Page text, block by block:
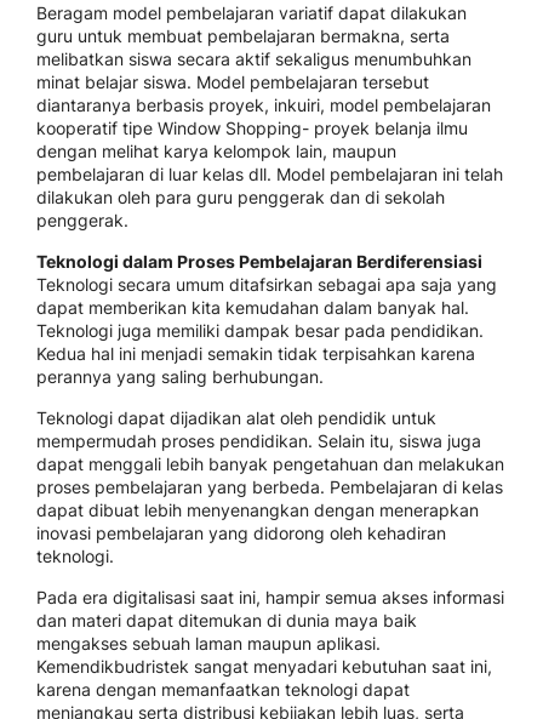
Beragam model pembelajaran variatif dapat dilakukan
guru untuk membuat pembelajaran bermakna, serta
melibatkan siswa secara aktif sekaligus menumbuhkan
minat belajar siswa. Model pembelajaran tersebut
diantaranya berbasis proyek, inkuiri, model pembelajaran
kooperatif tipe Window Shopping- proyek belanja ilmu
dengan melihat karya kelompok lain, maupun
pembelajaran di luar kelas dll. Model pembelajaran ini telah
dilakukan oleh para guru penggerak dan di sekolah
penggerak.
Teknologi dalam Proses Pembelajaran Berdiferensiasi
Teknologi secara umum ditafsirkan sebagai apa saja yang
dapat memberikan kita kemudahan dalam banyak hal.
Teknologi juga memiliki dampak besar pada pendidikan.
Kedua hal ini menjadi semakin tidak terpisahkan karena
perannya yang saling berhubungan.
Teknologi dapat dijadikan alat oleh pendidik untuk
mempermudah proses pendidikan. Selain itu, siswa juga
dapat menggali lebih banyak pengetahuan dan melakukan
proses pembelajaran yang berbeda. Pembelajaran di kelas
dapat dibuat lebih menyenangkan dengan menerapkan
inovasi pembelajaran yang didorong oleh kehadiran
teknologi.
Pada era digitalisasi saat ini, hampir semua akses informasi
dan materi dapat ditemukan di dunia maya baik
mengakses sebuah laman maupun aplikasi.
Kemendikbudristek sangat menyadari kebutuhan saat ini,
karena dengan memanfaatkan teknologi dapat
menjangkau serta distribusi kebijakan lebih luas, serta